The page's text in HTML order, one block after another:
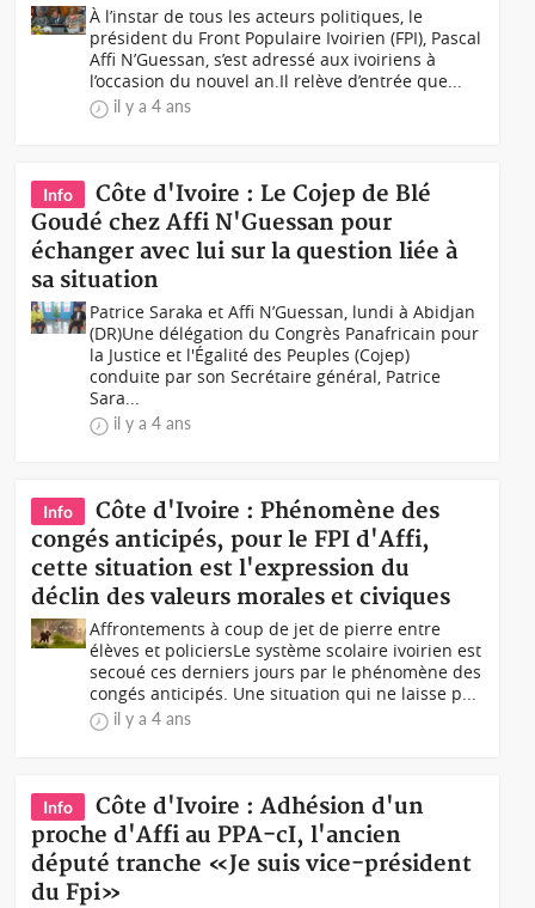
À l’instar de tous les acteurs politiques, le
président du Front Populaire Ivoirien (FPI), Pascal
Affi N’Guessan, s’est adressé aux ivoiriens à
l’occasion du nouvel an.Il relève d’entrée que...
il y a 4 ans
Info
Côte d'Ivoire : Le Cojep de Blé
Goudé chez Affi N'Guessan pour
échanger avec lui sur la question liée à
sa situation
Patrice Saraka et Affi N’Guessan, lundi à Abidjan
(DR)Une délégation du Congrès Panafricain pour
la Justice et l'Égalité des Peuples (Cojep)
conduite par son Secrétaire général, Patrice
Sara...
il y a 4 ans
Info
Côte d'Ivoire : Phénomène des
congés anticipés, pour le FPI d'Affi,
cette situation est l'expression du
déclin des valeurs morales et civiques
Affrontements à coup de jet de pierre entre
élèves et policiersLe système scolaire ivoirien est
secoué ces derniers jours par le phénomène des
congés anticipés. Une situation qui ne laisse p...
il y a 4 ans
Info
Côte d'Ivoire : Adhésion d'un
proche d'Affi au PPA-cI, l'ancien
député tranche «Je suis vice-président
du Fpi»